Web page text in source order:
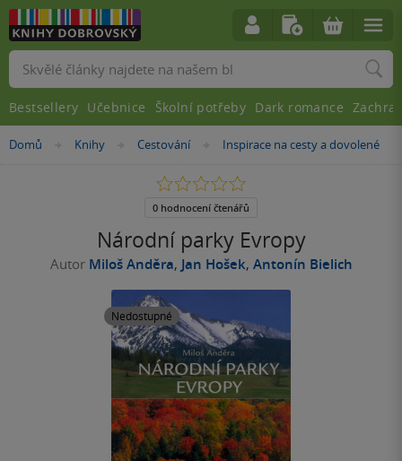
Nacházíte
Domů »
Knihy »
Cestování »
Inspirace na cesty a dovolené
Národní parky Evropy
Autor Miloš Anděra, Jan Hošek, Antonín Bielich
Nedostupné
0.0
5
0 hodnocení čtenářů
Vyhledávání
Bestsellery Učebnice Školní potřeby Dark romance